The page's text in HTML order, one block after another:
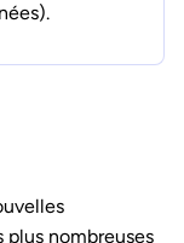
nombreuses